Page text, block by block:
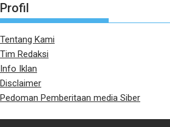
Profil
Tentang Kami
Tim Redaksi
Info Iklan
Disclaimer
Pedoman Pemberitaan media Siber